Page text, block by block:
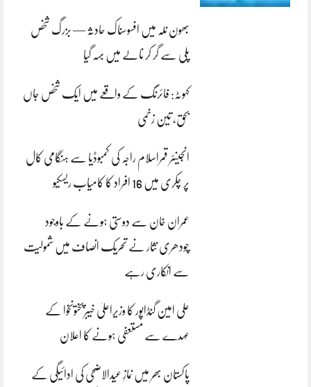
بھون نلہ میں افسوسناک حادثہ — بزرگ شخص
پلی سے گر کر نالے میں بہہ گیا
کہوٹہ: فائرنگ کے واقعے میں ایک شخص جاں
بحق، تین زخمی
انجینئر قمراسلام راجہ کی کمبوڈیا سے ہنگامی کال
پر چکری میں 16 افراد کا کامیاب ریسکیو
عمران خان سے دوستی ہونے کے باوجود
چودھری نثار نے تحریک انصاف میں شمولیت
سے انکاری رہے
علی امین گنڈاپور کا وزیراعلیٰ خیبرپختونخوا کے
عہدے سے مستعفی ہونے کا اعلان
پاکستان بھر میں نمازِ عیدالاضحی کی ادائیگی کے